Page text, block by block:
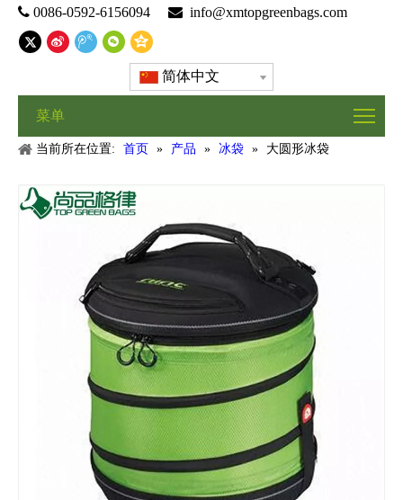
 0086-0592-6156094  info@xmtopgreenbags.com
简体中文
菜单
当前所在位置: 首页 » 产品 » 冰袋 » 大圆形冰袋